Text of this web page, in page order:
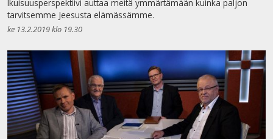
Ikuisuusperspektiivi auttaa meitä ymmärtämään kuinka paljon
tarvitsemme Jeesusta elämässämme.
ke 13.2.2019 klo 19.30